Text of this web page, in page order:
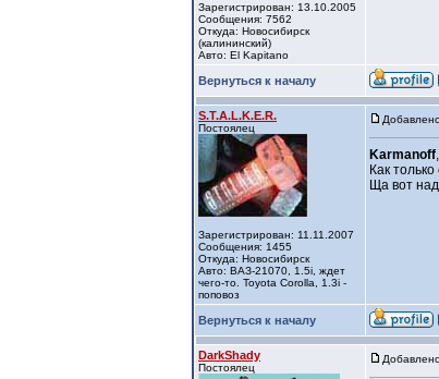
Зарегистрирован: 13.10.2005
Сообщения: 7562
Откуда: Новосибирск
(калининский)
Авто: El Kapitano
Вернуться к началу
S.T.A.L.K.E.R.
Постоялец
Зарегистрирован: 11.11.2007
Сообщения: 1455
Откуда: Новосибирск
Авто: ВАЗ-21070, 1.5i, ждет
чего-то. Toyota Corolla, 1.3i -
поповоз
Karmanoff
Как
Ща вот
Вернуться к началу
DarkShady
Постоялец